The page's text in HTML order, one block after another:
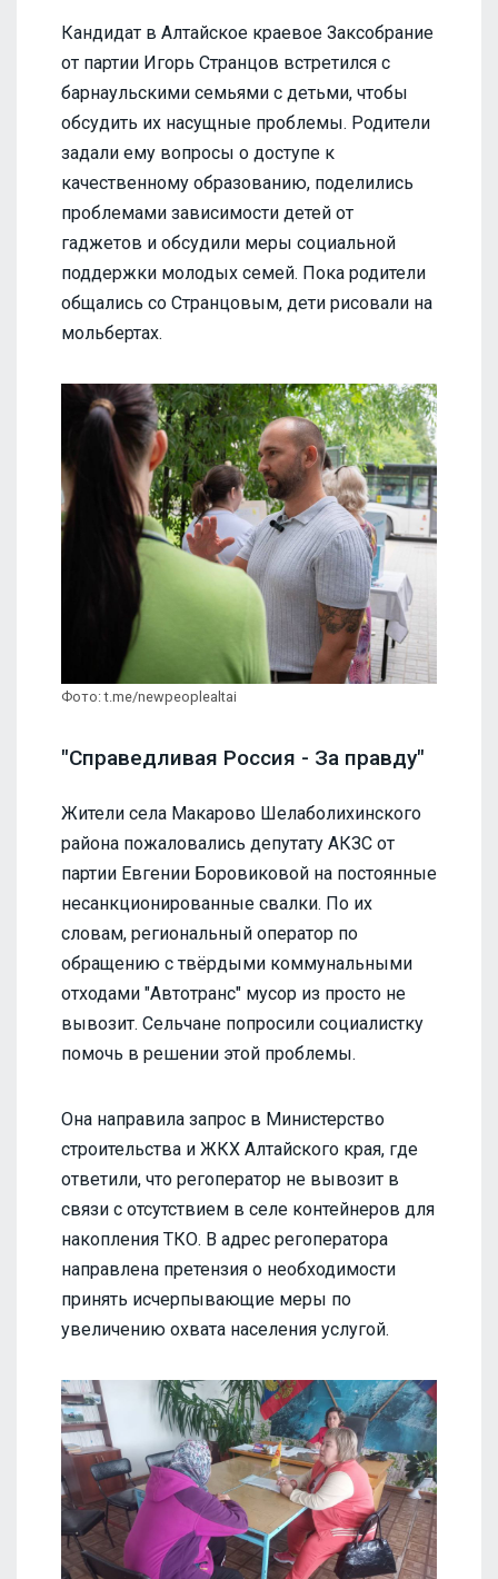
Кандидат в Алтайское краевое Заксобрание
от партии Игорь Странцов встретился с
барнаульскими семьями с детьми, чтобы
обсудить их насущные проблемы. Родители
задали ему вопросы о доступе к
качественному образованию, поделились
проблемами зависимости детей от
гаджетов и обсудили меры социальной
поддержки молодых семей. Пока родители
общались со Странцовым, дети рисовали на
мольбертах.
Фото: t.me/newpeoplealtai
"Справедливая Россия - За правду"
Жители села Макарово Шелаболихинского
района пожаловались депутату АКЗС от
партии Евгении Боровиковой на постоянные
несанкционированные свалки. По их
словам, региональный оператор по
обращению с твёрдыми коммунальными
отходами "Автотранс" мусор из просто не
вывозит. Сельчане попросили социалистку
помочь в решении этой проблемы.
Она направила запрос в Министерство
строительства и ЖКХ Алтайского края, где
ответили, что регоператор не вывозит в
связи с отсутствием в селе контейнеров для
накопления ТКО. В адрес регоператора
направлена претензия о необходимости
принять исчерпывающие меры по
увеличению охвата населения услугой.